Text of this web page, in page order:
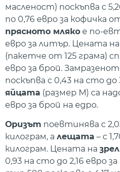
масленост) поскъпва с
по 0,76 евро за кофичка
прясното мляко е по-
евро за литър. Цената на
(пакетче от 125 грама)
евро за брой.
поскъпва с 0,43 на сто до
яйцата (размер М) са
евро за брой на едро.
Оризът поевтинява с
килограм, а лещата – с
килограм. Цената на
0,93 на сто до 2,16 евро